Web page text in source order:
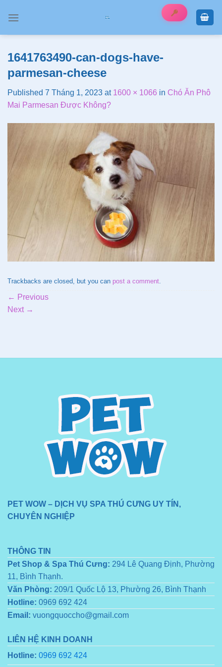
1641763490-can-dogs-have-
parmesan-cheese
Published 7 Tháng 1, 2023 at 1600 × 1066 in Chó Ăn Phô
Mai Parmesan Được Không?
Trackbacks are closed, but you can post a comment.
← Previous
Next →
PET WOW – DỊCH VỤ SPA THÚ CƯNG UY TÍN,
CHUYÊN NGHIỆP
THÔNG TIN
Pet Shop & Spa Thú Cưng: 294 Lê Quang Định, Phường
11, Bình Thạnh.
Văn Phòng: 209/1 Quốc Lộ 13, Phường 26, Bình Thạnh
Hotline: 0969 692 424
Email: vuongquoccho@gmail.com
LIÊN HỆ KINH DOANH
Hotline: 0969 692 424